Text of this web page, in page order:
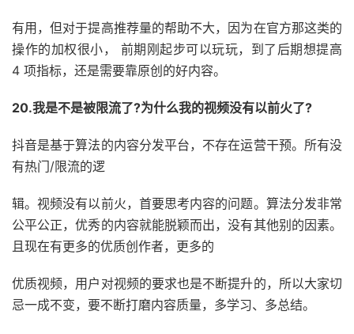
有用，但对于提高推荐量的帮助不大，因为在官方那这类的
操作的加权很小， 前期刚起步可以玩玩，到了后期想提高
4 项指标，还是需要靠原创的好内容。
20.我是不是被限流了?为什么我的视频没有以前火了?
抖音是基于算法的内容分发平台，不存在运营干预。所有没
有热门/限流的逻
辑。视频没有以前火，首要思考内容的问题。算法分发非常
公平公正，优秀的内容就能脱颖而出，没有其他别的因素。
且现在有更多的优质创作者，更多的
优质视频，用户对视频的要求也是不断提升的，所以大家切
忌一成不变，要不断打磨内容质量，多学习、多总结。